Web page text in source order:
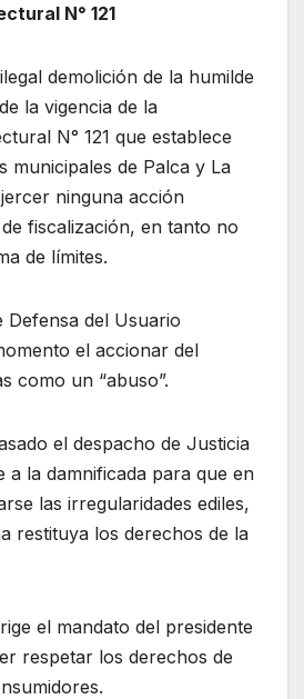
N° 121
demolición de la humilde
la vigencia de la
N° 121 que establece
municipales de Palca y La
ninguna acción
fiscalización, en tanto no
de límites.
Defensa del Usuario
el accionar del
como un “abuso”.
el despacho de Justicia
a la damnificada para que en
las irregularidades ediles,
restituya los derechos de la
el mandato del presidente
respetar los derechos de